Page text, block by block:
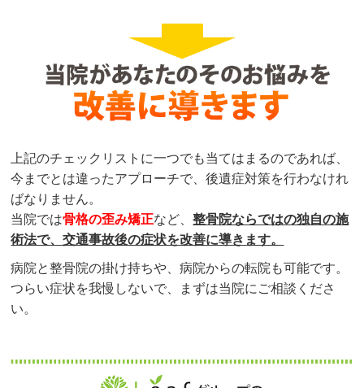
上記のチェックリストに一つでも当てはまるのであれば、
今までとは違ったアプローチで、後遺症対策を行わなけれ
ばなりません。
当院では骨格の歪み矯正など、整骨院ならではの独自の施
術法で、交通事故後の症状を改善に導きます。
病院と整骨院の掛け持ちや、病院からの転院も可能です。
つらい症状を我慢しないで、まずは当院にご相談くださ
い。